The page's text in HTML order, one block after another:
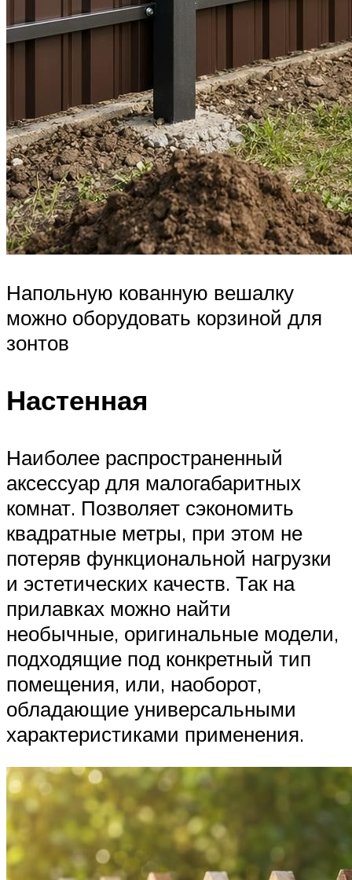
Напольную кованную вешалку
можно оборудовать корзиной для
зонтов
Настенная
Наиболее распространенный
аксессуар для малогабаритных
комнат. Позволяет сэкономить
квадратные метры, при этом не
потеряв функциональной нагрузки
и эстетических качеств. Так на
прилавках можно найти
необычные, оригинальные модели,
подходящие под конкретный тип
помещения, или, наоборот,
обладающие универсальными
характеристиками применения.